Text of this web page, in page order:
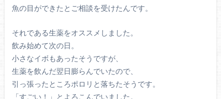
魚の目ができたとご相談を受けたんです。
それである生薬をオススメしました。
飲み始めて次の日。
小さなイボもあったそうですが、
生薬を飲んだ翌日膨らんでいたので、
引っ張ったところポロリと落ちたそうです。
「すごい！」とよろこんでいました。